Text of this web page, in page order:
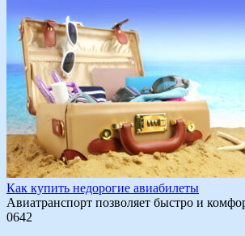
Как купить недорогие авиабилеты
Авиатранспорт позволяет быстро и
0642